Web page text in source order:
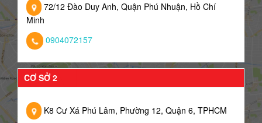
72/12 Đào Duy Anh, Quận Phú Nhuận, Hồ Chí
Minh
0904072157
CƠ SỞ 2
K8 Cư Xá Phú Lâm, Phường 12, Quận 6, TPHCM